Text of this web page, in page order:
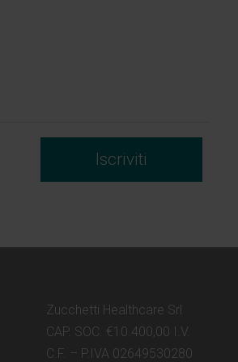
Iscriviti
Zucchetti Healthcare Srl
CAP. SOC. €10.400,00 I.V.
C.F. – P.IVA 02649530280